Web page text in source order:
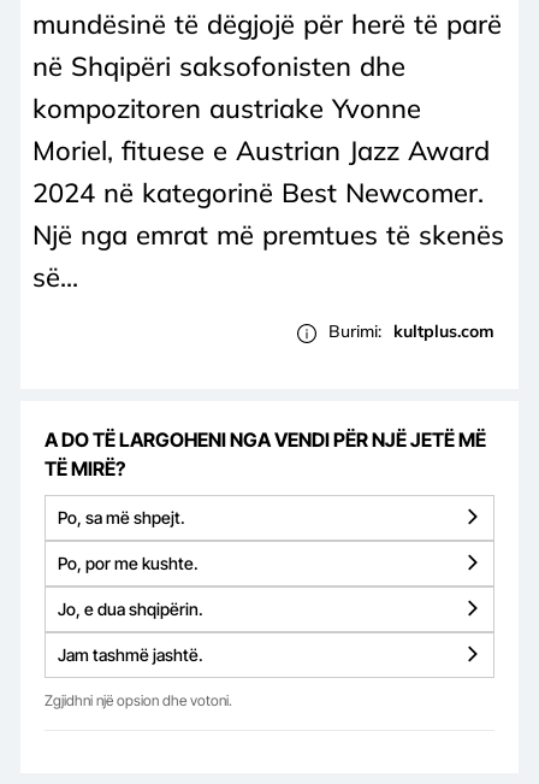
mundësinë të dëgjojë për herë të parë
në Shqipëri saksofonisten dhe
kompozitoren austriake Yvonne
Moriel, fituese e Austrian Jazz Award
2024 në kategorinë Best Newcomer.
Një nga emrat më premtues të skenës
së...
Burimi: kultplus.com
A DO TË LARGOHENI NGA VENDI PËR NJË JETË MË
TË MIRË?
Po, sa më shpejt.
Po, por me kushte.
Jo, e dua shqipërin.
Jam tashmë jashtë.
Zgjidhni një opsion dhe votoni.